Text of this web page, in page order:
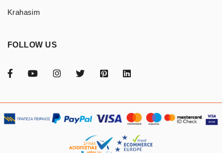
Krahasim
FOLLOW US